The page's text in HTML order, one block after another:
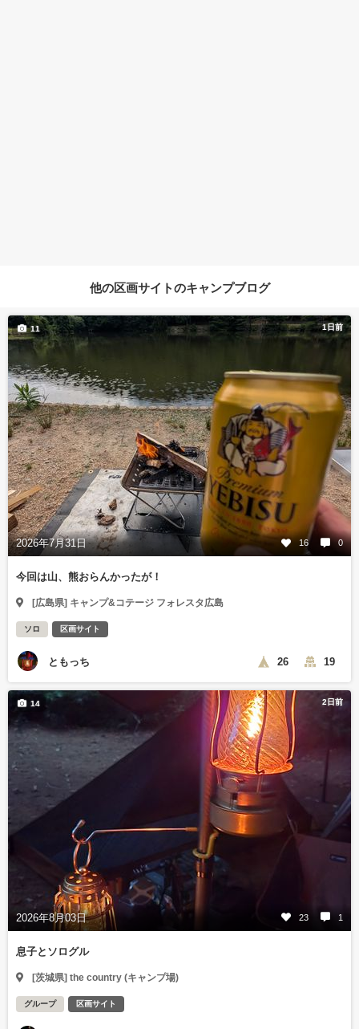
他の区画サイトのキャンプブログ
1日前
2026年7月31日 16 0
11
今回は山、熊おらんかったが！
[広島県] キャンプ&コテージ フォレスタ広島
ソロ 区画サイト
ともっち 26 19
2日前
2026年8月03日 23 1
14
息子とソログル
[茨城県] the country (キャンプ場)
グループ 区画サイト